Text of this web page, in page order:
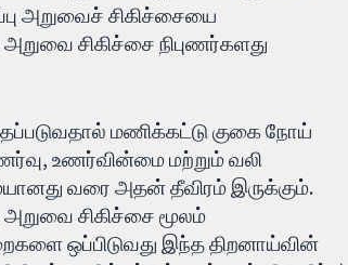
அறுவைச் சிகிச்சையை
சிகிச்சை நிபுணர்களது
மணிக்கட்டு குகை நோய்
உணர்வின்மை மற்றும் வலி
வரை அதன் தீவிரம் இருக்கும்.
அறுவை சிகிச்சை மூலம்
ஒப்பிடுவது இந்த திறனாய்வின்